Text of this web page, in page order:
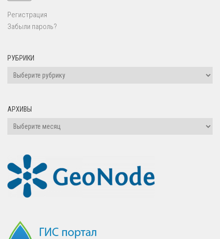
Регистрация
Забыли пароль?
РУБРИКИ
АРХИВЫ